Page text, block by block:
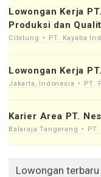
Lowongan Kerja
Produksi dan
Cibitung PT. Kayaba
Lowongan Kerja
Jakarta, Indonesia PT.
Karier Area PT.
Balaraja Tangerang
Lowongan terbaru